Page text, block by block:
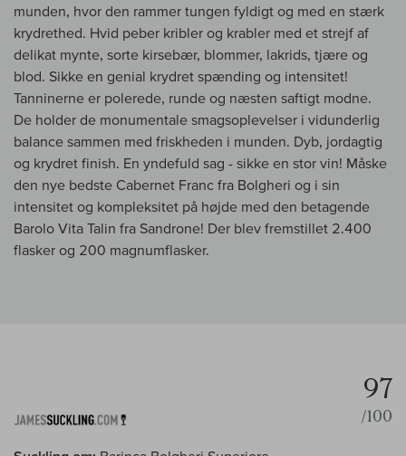
munden, hvor den rammer tungen fyldigt og med en stærk
krydrethed. Hvid peber kribler og krabler med et strejf af
delikat mynte, sorte kirsebær, blommer, lakrids, tjære og
blod. Sikke en genial krydret spænding og intensitet!
Tanninerne er polerede, runde og næsten saftigt modne.
De holder de monumentale smagsoplevelser i vidunderlig
balance sammen med friskheden i munden. Dyb, jordagtig
og krydret finish. En yndefuld sag - sikke en stor vin! Måske
den nye bedste Cabernet Franc fra Bolgheri og i sin
intensitet og kompleksitet på højde med den betagende
Barolo Vita Talin fra Sandrone! Der blev fremstillet 2.400
flasker og 200 magnumflasker.
97
/100